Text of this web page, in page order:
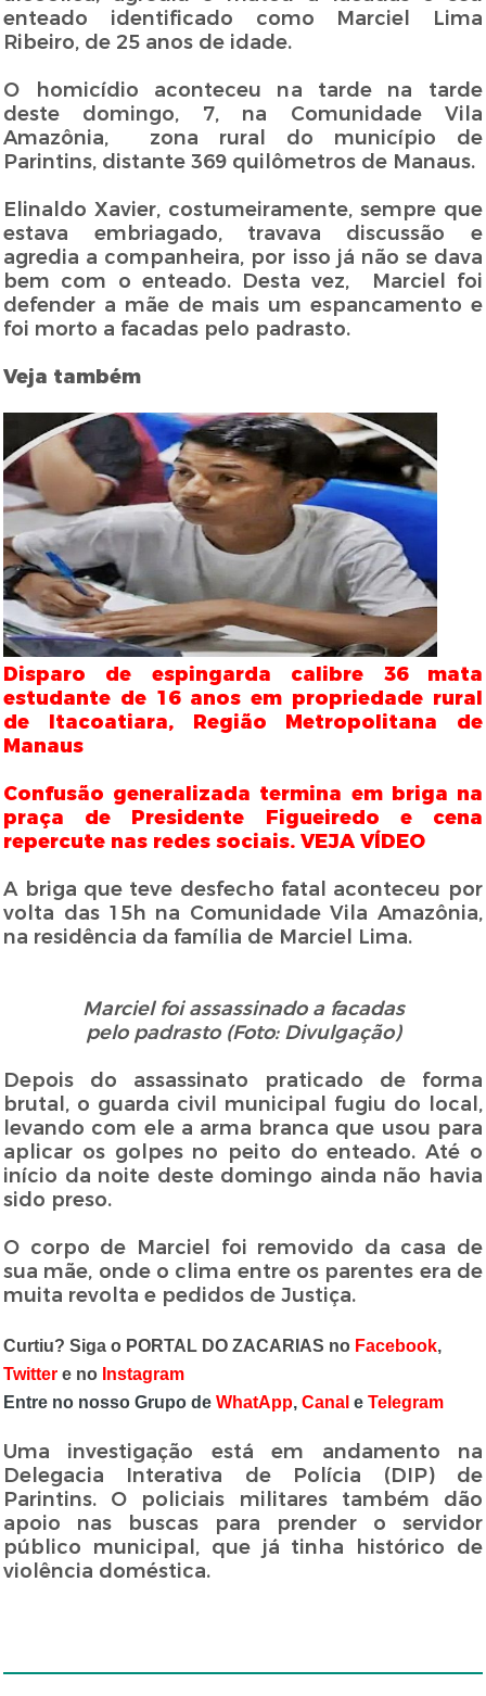
enteado identificado como Marciel Lima
Ribeiro, de 25 anos de idade.
O homicídio aconteceu na tarde na tarde
deste domingo, 7, na Comunidade Vila
Amazônia, zona rural do município de
Parintins, distante 369 quilômetros de Manaus.
Elinaldo Xavier, costumeiramente, sempre que
estava embriagado, travava discussão e
agredia a companheira, por isso já não se dava
bem com o enteado. Desta vez, Marciel foi
defender a mãe de mais um espancamento e
foi morto a facadas pelo padrasto.
Veja também
Disparo de espingarda calibre 36 mata
estudante de 16 anos em propriedade rural
de Itacoatiara, Região Metropolitana de
Manaus
Confusão generalizada termina em briga na
praça de Presidente Figueiredo e cena
repercute nas redes sociais. VEJA VÍDEO
A briga que teve desfecho fatal aconteceu por
volta das 15h na Comunidade Vila Amazônia,
na residência da família de Marciel Lima.
Marciel foi assassinado a facadas
pelo padrasto (Foto: Divulgação)
Depois do assassinato praticado de forma
brutal, o guarda civil municipal fugiu do local,
levando com ele a arma branca que usou para
aplicar os golpes no peito do enteado. Até o
início da noite deste domingo ainda não havia
sido preso.
O corpo de Marciel foi removido da casa de
sua mãe, onde o clima entre os parentes era de
muita revolta e pedidos de Justiça.
Curtiu? Siga o PORTAL DO ZACARIAS no Facebook,
Twitter e no Instagram
Entre no nosso Grupo deWhatApp,Canal eTelegram
Uma investigação está em andamento na
Delegacia Interativa de Polícia (DIP) de
Parintins. O policiais militares também dão
apoio nas buscas para prender o servidor
público municipal, que já tinha histórico de
violência doméstica.